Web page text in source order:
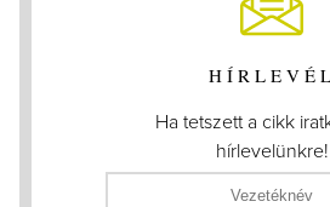
HÍRLEVÉL
Ha tetszett a cikk
hírlevelünkre!